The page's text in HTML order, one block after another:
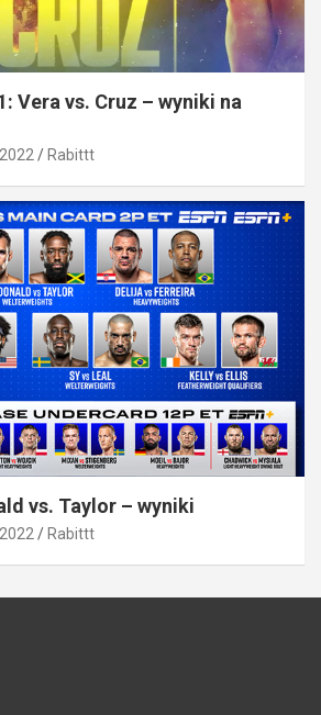
Vera vs. Cruz – wyniki na
Rabittt
vs. Taylor – wyniki
Rabittt